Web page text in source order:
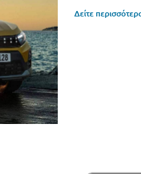
Δείτε